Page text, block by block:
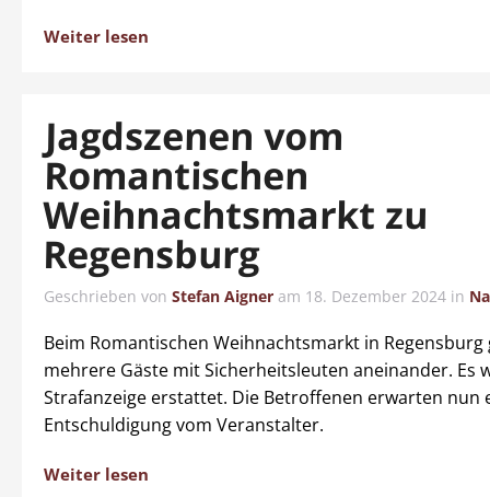
Weiter lesen
Jagdszenen vom
Romantischen
Weihnachtsmarkt zu
Regensburg
Geschrieben von Stefan Aigner am 18. Dezember 2024 in
Beim Romantischen Weihnachtsmarkt in
mehrere Gäste mit Sicherheitsleuten aneinander. Es
Strafanzeige erstattet. Die Betroffenen erwarten nun
Entschuldigung vom Veranstalter.
Weiter lesen